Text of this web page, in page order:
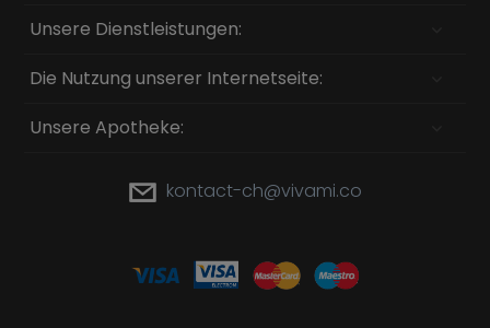
Unsere Dienstleistungen:
Die Nutzung unserer Internetseite:
Unsere Apotheke:
kontact-ch@vivami.co